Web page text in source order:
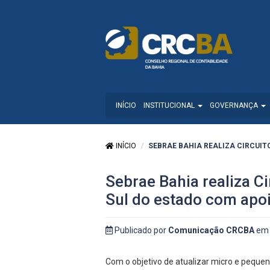
INÍCIO INSTITUCIONAL GOVERNANÇA
INÍCIO SEBRAE BAHIA REALIZA
Sebrae Bahia realiza
Sul do estado com
Publicado por Comunicação CRCBAem
Com o objetivo de atualizar micro e